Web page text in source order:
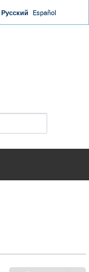
Русский Español